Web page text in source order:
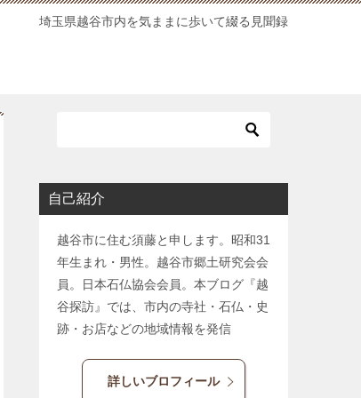
埼玉県越谷市内を気ままに歩いて綴る見聞録
自己紹介
越谷市に住む須藤と申します。昭和31
年生まれ・男性。越谷市郷土研究会会
員。日本石仏協会会員。本ブログ『越
谷探訪』では、市内の寺社・石仏・史
跡・お店などの地域情報を発信
詳しいブロフィール